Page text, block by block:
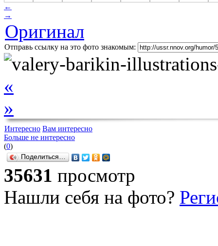
←
→
Оригинал
Отправь ссылку на это фото знакомым:
«
»
Интересно Вам интересно
Больше не интересно
(0)
Поделиться…
35631 просмотр
Нашли себя на фото?